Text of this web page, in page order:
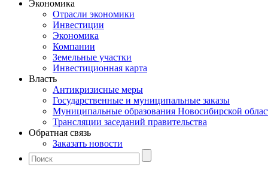
Экономика
Отрасли экономики
Инвестиции
Экономика
Компании
Земельные участки
Инвестиционная карта
Власть
Антикризисные меры
Государственные и муниципальные заказы
Муниципальные образования Новосибирской
Трансляции заседаний правительства
Обратная связь
Заказать новости